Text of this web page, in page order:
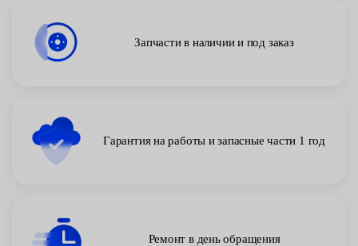
Запчасти в наличии и под заказ
Гарантия на работы и запасные части 1 год
Ремонт в день обращения